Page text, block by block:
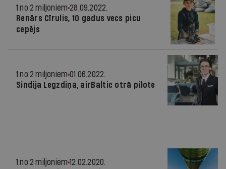
1 no 2 miljoniem 28.09.2022.
Renārs Cīrulis, 10 gadus vecs picu
cepējs
1 no 2 miljoniem 01.06.2022.
Sindija Legzdiņa, airBaltic otrā pilote
1 no 2 miljoniem 12.02.2020.